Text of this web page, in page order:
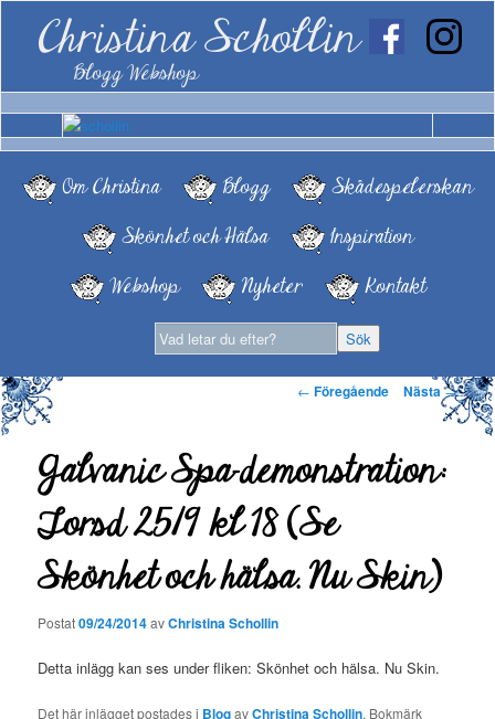
Christina Schollin
Blogg Webshop
Om Christina Blogg
Skådespelerskan
Skönhet och Hälsa
Inspiration
Webshop
Nyheter Kontakt
Inläggsnavigering
← Föregående Nästa→
Galvanic Spa-demonstration:
Torsd 25/9 kl 18 (Se
Skönhet och hälsa. Nu Skin)
Postat09/24/2014avChristina Schollin
Detta inlägg kan ses under fliken: Skönhet och hälsa. Nu Skin.
Det här inlägget postades i BlogavChristina Schollin. Bokmärk